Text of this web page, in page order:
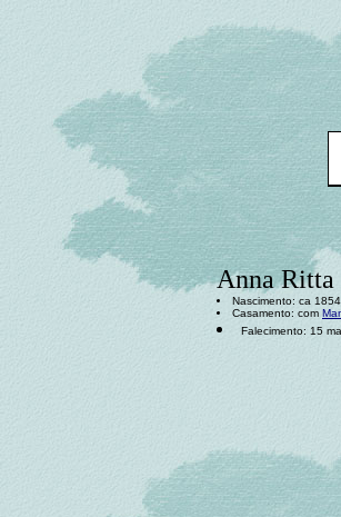
Anna
Nascimento: ca
Casamento: com
Falecimento: 15